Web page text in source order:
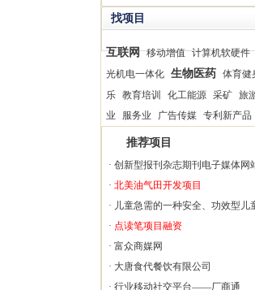
找项目
互联网 移动增值 计算机软硬件
光机电一体化 生物医药 体育健
乐 教育培训 化工能源 采矿 旅
业
服务业 广告传媒 专利新产品
推荐项目
· 创新型报刊杂志期刊电子媒体网
· 北美油气田开发项目
· 儿童急需的一种安全、功效型儿
· 点读笔项目融资
· 富众商媒网
· 大唐食代餐饮有限公司
· 行业移动社交平台——厂商通